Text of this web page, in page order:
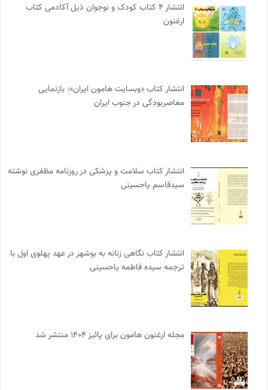
انتشار ۴ کتاب کودک و نوجوان ذیل آکادمی کتاب
ارغنون
انتشار کتاب «وبسایت هامون ایران»: بازنمایی
معاصربودگی در جنوب ایران
انتشار کتاب سلامت و پزشکی در روزنامه مظفری نوشته
سیدقاسم یاحسینی
انتشار کتاب نگاهی زنانه به بوشهر در عهد پهلوی اول با
ترجمه سیده فاطمه یاحسینی
مجله ارغنون هامون برای پائیز ۱۴۰۴ منتشر شد